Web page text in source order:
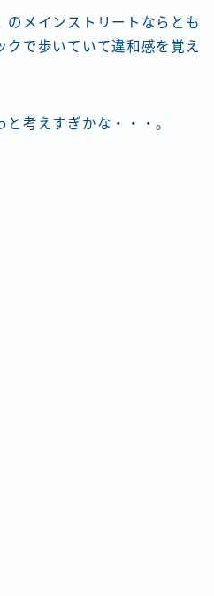
のメインストリートならとも
クで歩いていて違和感を覚え
考えすぎかな・・・。